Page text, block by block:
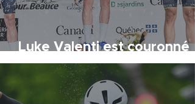
Luke Valenti est couronné
champion